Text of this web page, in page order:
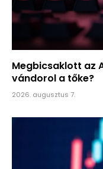
Megbicsaklott az
vándorol a tőke?
2026. augusztus 7.